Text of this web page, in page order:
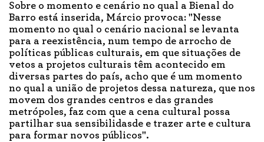
Sobre o momento e cenário no qual a Bienal do
Barro está inserida, Márcio provoca: "Nesse
momento no qual o cenário nacional se levanta
para a reexistência, num tempo de arrocho de
políticas públicas culturais, em que situações de
vetos a projetos culturais têm acontecido em
diversas partes do país, acho que é um momento
no qual a união de projetos dessa natureza, que nos
movem dos grandes centros e das grandes
metrópoles, faz com que a cena cultural possa
partilhar sua sensibilidasde e trazer arte e cultura
para formar novos públicos".